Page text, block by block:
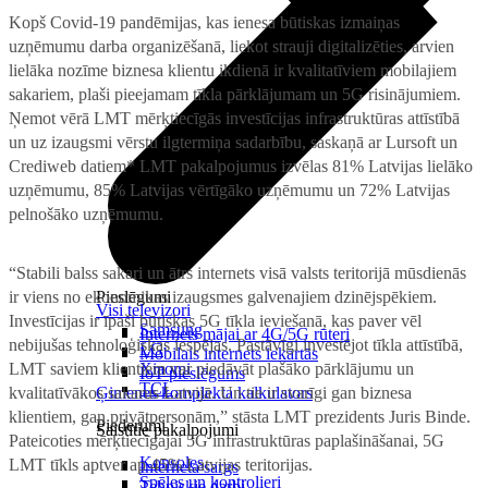
Pieslēgumi
Internets mājai ar 4G/5G rūteri
Mobilais internets iekārtās
IoT pieslēgums
Ģimenes komplekta kalkulators
Saistītie pakalpojumi
Interneta sargs
Visi televizori
Samsung
LG
Xiaomi
TCL
Piederumi
Konsoles
Spēles un kontrolieri
Kopš Covid-19 pandēmijas, kas ienesa būtiskas izmaiņas
uzņēmumu darba organizēšanā, liekot strauji digitalizēties, arvien
lielāka nozīme biznesa klientu ikdienā ir kvalitatīviem mobilajiem
sakariem, plaši pieejamam tīkla pārklājumam un 5G risinājumiem.
Ņemot vērā LMT mērķtiecīgās investīcijas infrastruktūras attīstībā
un uz izaugsmi vērstu ilgtermiņa sadarbību, saskaņā ar Lursoft un
Crediweb datiem* LMT pakalpojumus izvēlas 81% Latvijas lielāko
uzņēmumu, 85% Latvijas vērtīgāko uzņēmumu un 72% Latvijas
pelnošāko uzņēmumu.
“Stabili balss sakari un ātrs internets visā valsts teritorijā mūsdienās
ir viens no ekonomikas izaugsmes galvenajiem dzinējspēkiem.
Investīcijas ir īpaši būtiskas 5G tīkla ieviešanā, kas paver vēl
nebijušas tehnoloģiskas iespējas. Pastāvīgi investējot tīkla attīstībā,
LMT saviem klientiem var piedāvāt plašāko pārklājumu un
kvalitatīvākos sakarus Latvijā. Un tie ir svarīgi gan biznesa
klientiem, gan privātpersonām,” stāsta LMT prezidents Juris Binde.
Pateicoties mērķtiecīgajai 5G infrastruktūras paplašināšanai, 5G
LMT tīkls aptver ap 45% Latvijas teritorijas.